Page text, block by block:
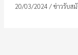
20/03/2024 /ข่าวรับส